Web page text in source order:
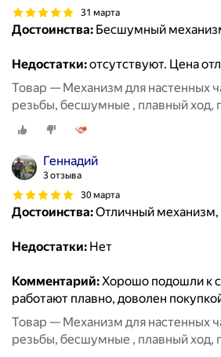
31 марта
Достоинства: Бесшумный
Недостатки:отсутствуют. Цена
Товар — Механизм для настенных
резьбы, бесшумные , плавный ход,
класса, размер 8мм
Геннадий
3 отзыва
30 марта
Достоинства:Отличный механизм,
Недостатки: Нет
Комментарий:Хорошо подошли к
работают плавно, доволен
Товар — Механизм для настенных
резьбы, бесшумные , плавный ход,